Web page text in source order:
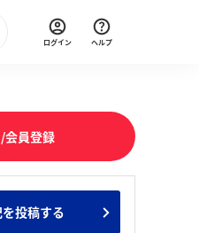
なのインターン人気企業ランキ
のイベント一覧
ログイン ヘルプ
会員登録
投稿する